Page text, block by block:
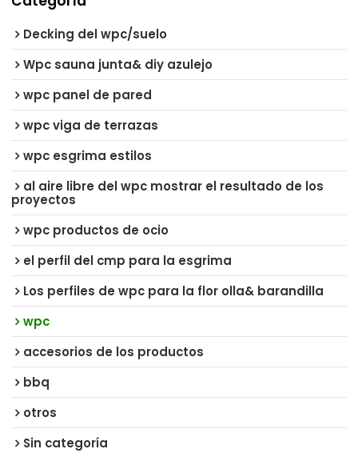
Decking del wpc/suelo
Wpc sauna junta& diy azulejo
wpc panel de pared
wpc viga de terrazas
wpc esgrima estilos
al aire libre del wpc mostrar el resultado de los
proyectos
wpc productos de ocio
el perfil del cmp para la esgrima
Los perfiles de wpc para la flor olla& barandilla
wpc
accesorios de los productos
bbq
otros
Sin categoría